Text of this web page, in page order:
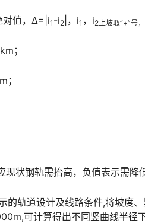
值，Δ=|i1 -i2 |，i1 ，i2上坡取“+”号
；
状钢轨需抬高，负值表示需降
的轨道设计及线路条件,将坡度
可计算得出不同竖曲线半径下